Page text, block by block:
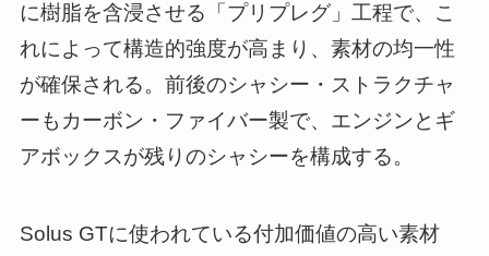
に樹脂を含浸させる「プリプレグ」工程で、こ
れによって構造的強度が高まり、素材の均一性
が確保される。前後のシャシー・ストラクチャ
ーもカーボン・ファイバー製で、エンジンとギ
アボックスが残りのシャシーを構成する。
Solus GTに使われている付加価値の高い素材